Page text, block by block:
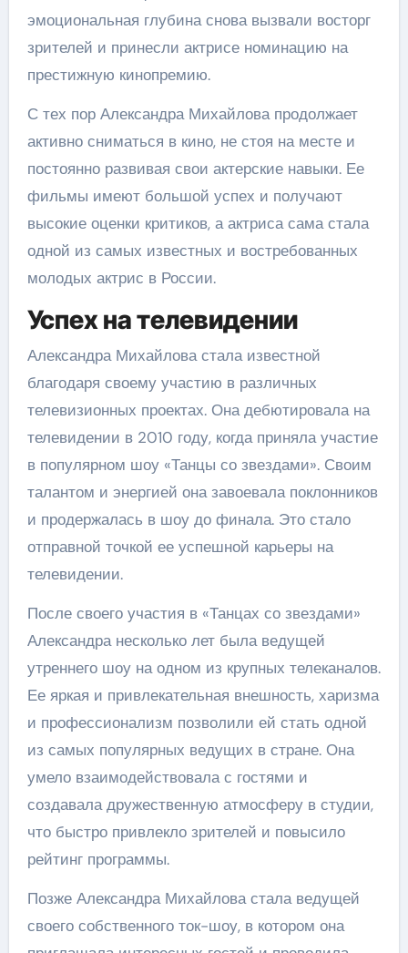
эмоциональная глубина снова вызвали восторг
зрителей и принесли актрисе номинацию на
престижную кинопремию.
С тех пор Александра Михайлова продолжает
активно сниматься в кино, не стоя на месте и
постоянно развивая свои актерские навыки. Ее
фильмы имеют большой успех и получают
высокие оценки критиков, а актриса сама стала
одной из самых известных и востребованных
молодых актрис в России.
Успех на телевидении
Александра Михайлова стала известной
благодаря своему участию в различных
телевизионных проектах. Она дебютировала на
телевидении в 2010 году, когда приняла участие
в популярном шоу «Танцы со звездами». Своим
талантом и энергией она завоевала поклонников
и продержалась в шоу до финала. Это стало
отправной точкой ее успешной карьеры на
телевидении.
После своего участия в «Танцах со звездами»
Александра несколько лет была ведущей
утреннего шоу на одном из крупных телеканалов.
Ее яркая и привлекательная внешность, харизма
и профессионализм позволили ей стать одной
из самых популярных ведущих в стране. Она
умело взаимодействовала с гостями и
создавала дружественную атмосферу в студии,
что быстро привлекло зрителей и повысило
рейтинг программы.
Позже Александра Михайлова стала ведущей
своего собственного ток-шоу, в котором она